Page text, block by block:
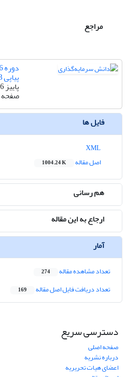
مراجع
پیاپی 63
پاییز 1406
صفحه
فایل ها
اصل مقاله
1004.24 K
هم رسانی
ارجاع به این مقاله
آمار
تعداد مشاهده مقاله 274
تعداد دریافت فایل اصل مقاله 169
دسترسی سریع
صفحه اصلی
درباره نشریه
اعضای هیات تحریریه